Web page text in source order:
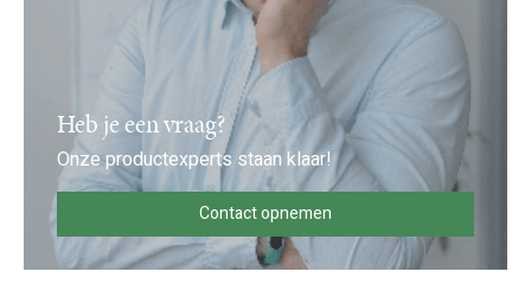
Heb je een vraag?
Onze productexperts staan klaar!
Contact opnemen